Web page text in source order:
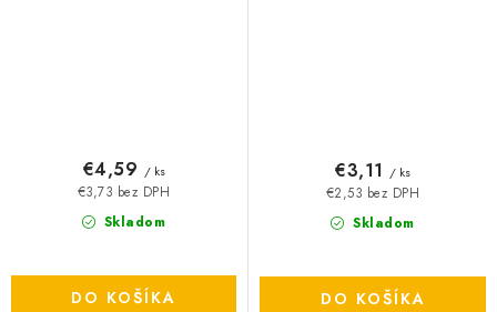
Skladom
€3,73 bez DPH
€4,59 / ks
DO KOŠÍKA
Skladom
€2,53 bez DPH
€3,11 / ks
DO KOŠÍKA